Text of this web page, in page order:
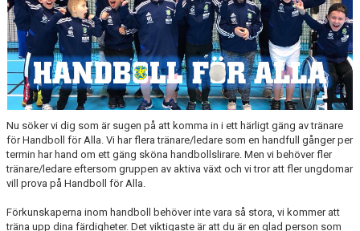
YIF:S NOSTALGOTEK
MEDLEMSKAP
Nu söker vi dig som är sugen på att komma in i ett härligt gäng av tränare
för Handboll för Alla. Vi har flera tränare/ledare som en handfull gånger per
termin har hand om ett gäng sköna handbollslirare. Men vi behöver fler
tränare/ledare eftersom gruppen av aktiva växt och vi tror att fler ungdomar
vill prova på Handboll för Alla.
Förkunskaperna inom handboll behöver inte vara så stora, vi kommer att
träna upp dina färdigheter. Det viktigaste är att du är en glad person som